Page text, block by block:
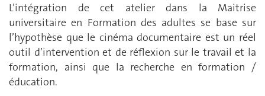
L’intégration de cet atelier dans la Maitrise
universitaire en Formation des adultes se base sur
l’hypothèse que le cinéma documentaire est un réel
outil d’intervention et de réflexion sur le travail et la
formation, ainsi que la recherche en formation /
éducation.